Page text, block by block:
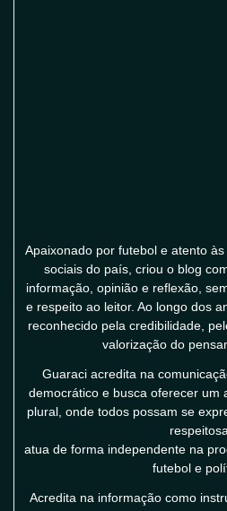
Apaixonado por futebol e atento
sociais do país, criou o blog
informação, opinião e reflexão,
e respeito ao leitor. Ao longo dos
reconhecido pela credibilidade,
valorização do
Guaraci acredita na
democrático e busca oferecer um
plural, onde todos possam se
respeitosa,
atua de forma independente na
futebol e
Acredita na informação como